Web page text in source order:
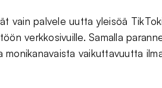
vain palvele uutta yleisöä
verkkosivuille. Samalla
vaikuttavuutta